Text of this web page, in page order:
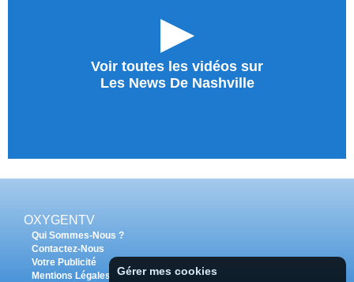
►
Voir toutes les vidéos sur
Les News De Nashville
OXYGENTV
Qui Sommes-Nous ?
Contactez-Nous
Votre Publicité
Mentions Légales
Gérer mes cookies